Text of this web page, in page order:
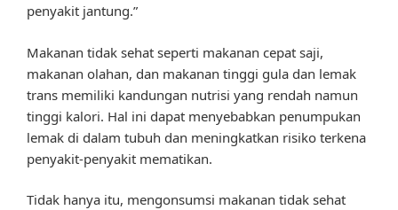
penyakit jantung.”
Makanan tidak sehat seperti makanan cepat saji,
makanan olahan, dan makanan tinggi gula dan lemak
trans memiliki kandungan nutrisi yang rendah namun
tinggi kalori. Hal ini dapat menyebabkan penumpukan
lemak di dalam tubuh dan meningkatkan risiko terkena
penyakit-penyakit mematikan.
Tidak hanya itu, mengonsumsi makanan tidak sehat